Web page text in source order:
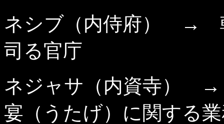
ネシブ（内侍府） →
司る官庁
ネジャサ（内資寺） →
宴（うたげ）に関する